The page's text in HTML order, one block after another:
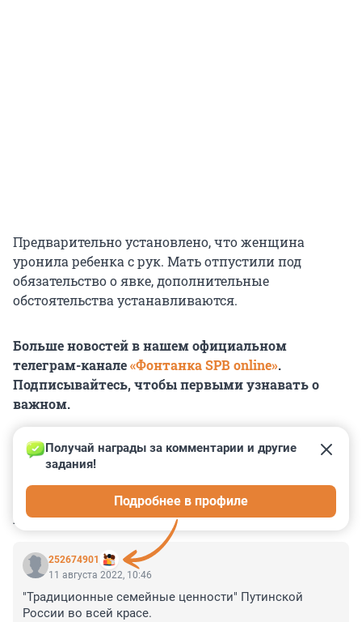
Предварительно установлено, что женщина
уронила ребенка с рук. Мать отпустили под
обязательство о явке, дополнительные
обстоятельства устанавливаются.
Больше новостей в нашем официальном
телеграм-канале«Фонтанка SPB online».
Подписывайтесь, чтобы первыми узнавать о
важном.
КОММЕНТАРИИ 14
252674901
Получай награды за комментарии и другие
задания!
Подробнее в профиле
11 августа 2022, 10:46
"Традиционные семейные ценности" Путинской
России во всей красе.